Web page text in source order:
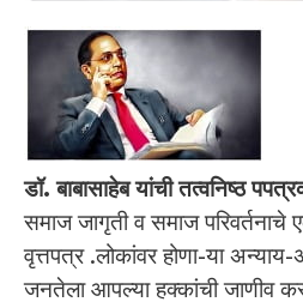
डॉ. बाबासाहेब यांची तत्वनिष्ठ
समाज जागृती व समाज परिवर्तनाचे
वृत्तपत्र .लोकांवर होणा-या अन्याय-
जनतेला आपल्या हक्कांची जाणीव